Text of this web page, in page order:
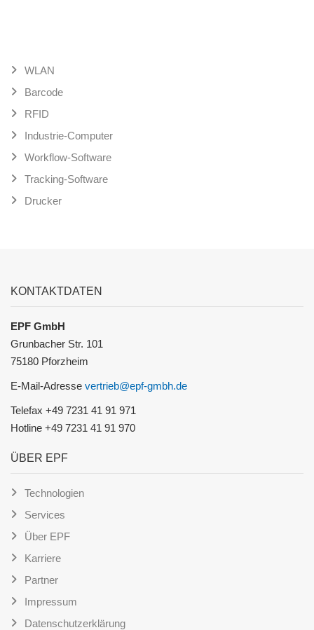
WLAN
Barcode
RFID
Industrie-Computer
Workflow-Software
Tracking-Software
Drucker
KONTAKTDATEN
EPF GmbH
Grunbacher Str. 101
75180 Pforzheim
E-Mail-Adresse vertrieb@epf-gmbh.de
Telefax +49 7231 41 91 971
Hotline +49 7231 41 91 970
ÜBER EPF
Technologien
Services
Über EPF
Karriere
Partner
Impressum
Datenschutzerklärung